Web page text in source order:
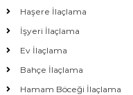
Haşere İlaçlama
İşyeri İlaçlama
Ev İlaçlama
Bahçe İlaçlama
Hamam Böceği İlaçlama